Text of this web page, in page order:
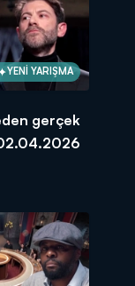
YENİ YARIŞMA
gerçek